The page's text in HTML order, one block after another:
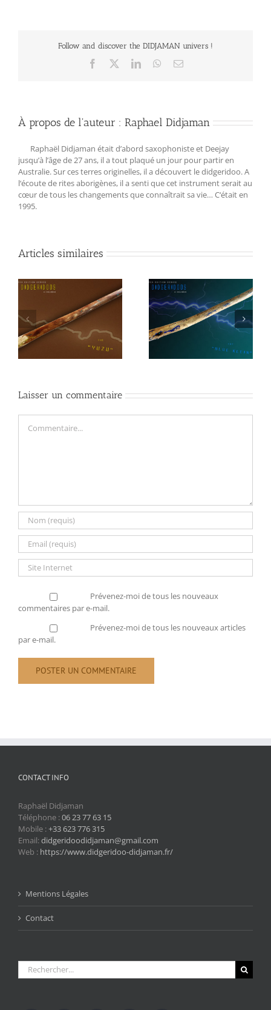
Follow and discover the DIDJAMAN univers !
Facebook LinkedInWhatsApp
Email
À propos de l'auteur : Raphael Didjaman
Raphaël Didjaman était d’abord saxophoniste et Deejay
jusqu’à l’âge de 27 ans, il a tout plaqué un jour pour partir en
Australie. Sur ces terres originelles, il a découvert le didgeridoo. A
l‘écoute de rites aborigènes, il a senti que cet instrument serait au
cœur de tous les changements que connaîtrait sa vie… C‘était en
1995.
Articles similaires
Didgeridoo Tesla “BLUE
KLEIN”
Tesla Didgeridoo
Laisser un commentaire
Prévenez-moi de tous les nouveaux
commentaires par e-mail.
Prévenez-moi de tous les nouveaux articles
par e-mail.
CONTACT INFO
Raphaël Didjaman
Téléphone :06 23 77 63 15
Mobile :+33 623 776 315
Email:didgeridoodidjaman@gmail.com
Web : https://www.didgeridoo-didjaman.fr/
Mentions Légales
Contact
Rechercher: